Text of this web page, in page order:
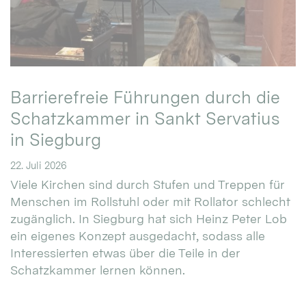
Barrierefreie Führungen durch die
Schatzkammer in Sankt Servatius
in Siegburg
22. Juli 2026
Viele Kirchen sind durch Stufen und Treppen für
Menschen im Rollstuhl oder mit Rollator schlecht
zugänglich. In Siegburg hat sich Heinz Peter Lob
ein eigenes Konzept ausgedacht, sodass alle
Interessierten etwas über die Teile in der
Schatzkammer lernen können.